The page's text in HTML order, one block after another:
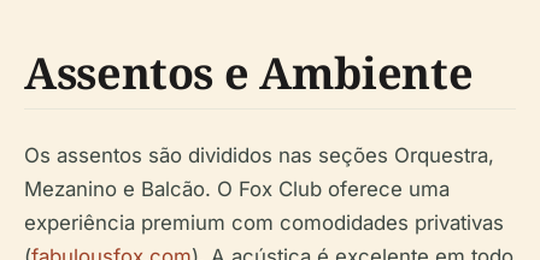
Assentos e Ambiente
Os assentos são divididos nas seções Orquestra,
Mezanino e Balcão. O Fox Club oferece uma
experiência premium com comodidades privativas